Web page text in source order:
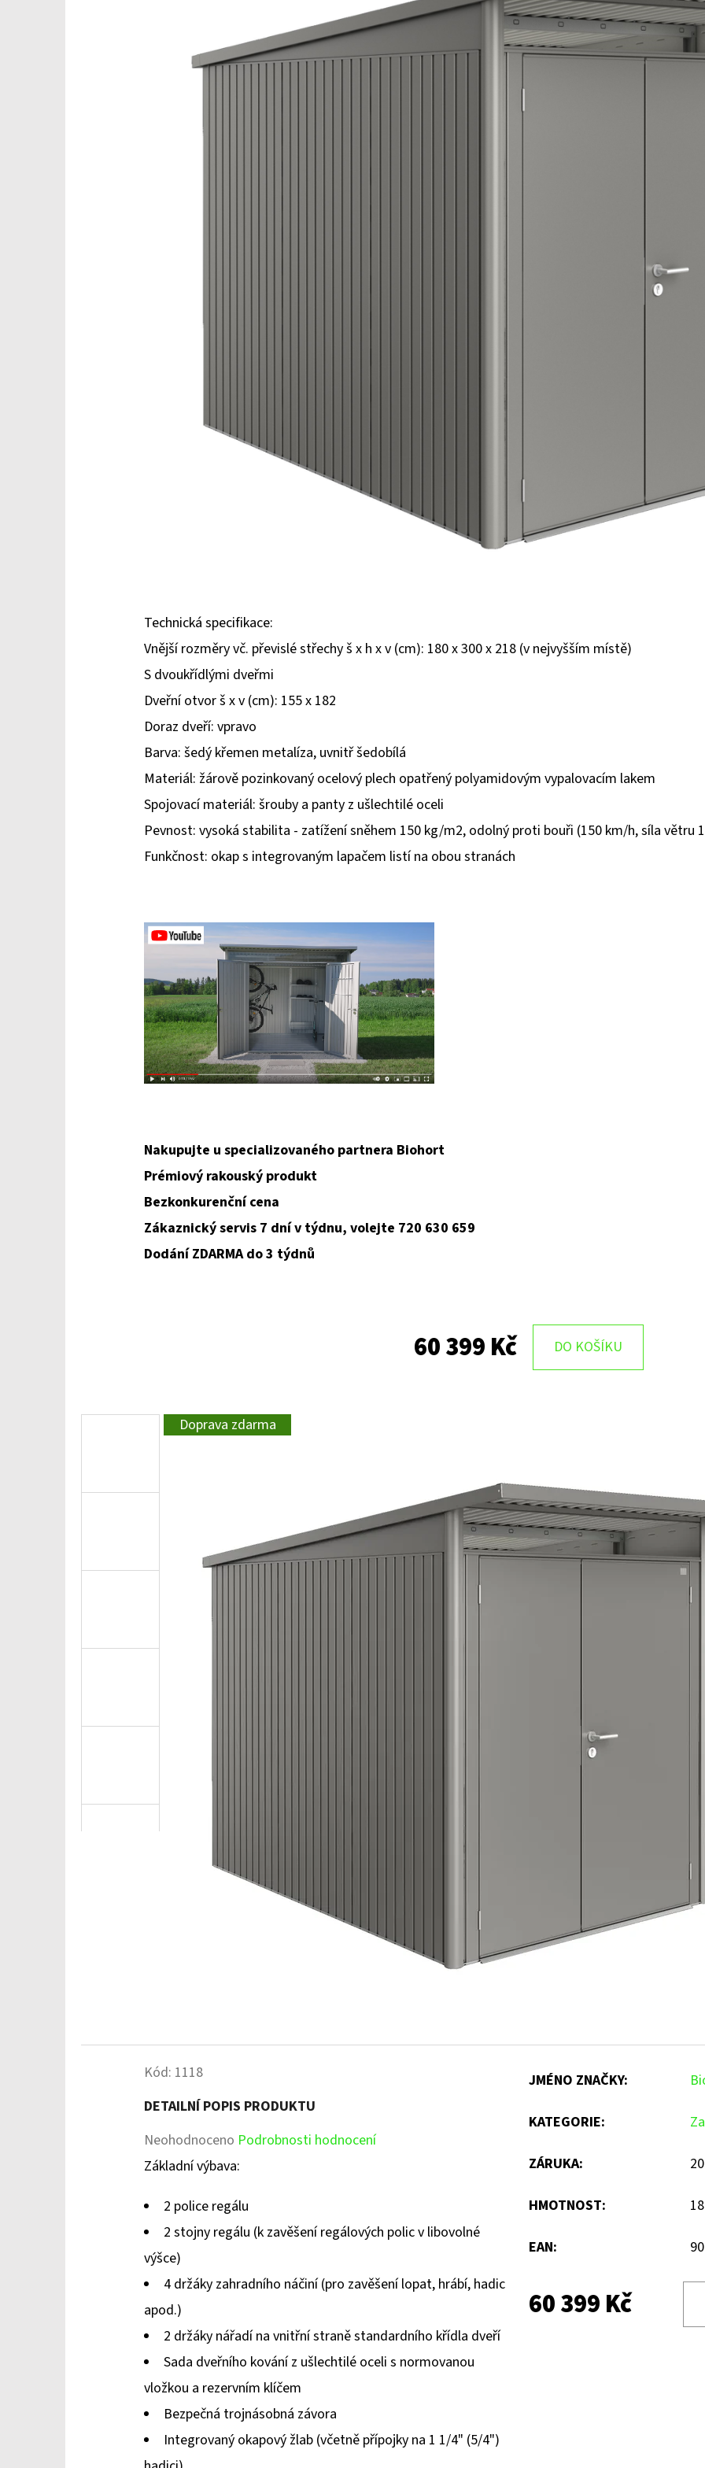
Technická specifikace:
Vnější rozměry vč. převislé střechy š x h x v (cm): 180 x 300 x 218 (v nejvyšším místě)
S dvoukřídlými dveřmi
Dveřní otvor š x v (cm): 155 x 182
Doraz dveří: vpravo
Barva: šedý křemen metalíza, uvnitř šedobílá
Materiál: žárově pozinkovaný ocelový plech opatřený polyamidovým vypalovacím lakem
Spojovací materiál: šrouby a panty z ušlechtilé oceli
Pevnost: vysoká stabilita - zatížení sněhem 150 kg/m2, odolný proti bouři (150 km/h, síla větru
Funkčnost: okap s integrovaným lapačem listí na obou stranách
Nakupujte u specializovaného partnera Biohort
Prémiový rakouský produkt
Bezkonkurenční cena
Zákaznický servis 7 dní v týdnu, volejte 720 630 659
Dodání ZDARMA do 3 týdnů
60 399 Kč DO KOŠÍKU
Doprava zdarma
Kód: 1118
DETAILNÍ POPIS PRODUKTU
Průměrné
hodnocení
z
hvězdiček.
Neohodnoceno Podrobnosti hodnocení
Základní výbava:
2 police regálu
2 stojny regálu (k zavěšení regálových polic v libovolné
výšce)
4 držáky zahradního náčiní (pro zavěšení lopat, hrábí, hadic
apod.)
2 držáky nářadí na vnitřní straně standardního křídla dveří
Sada dveřního kování z ušlechtilé oceli s normovanou
vložkou a rezervním klíčem
Bezpečná trojnásobná závora
Integrovaný okapový žlab (včetně přípojky na 1 1/4" (5/4")
JMÉNO ZNAČKY:
KATEGORIE:
ZÁRUKA:
HMOTNOST:
EAN:
60 399 Kč